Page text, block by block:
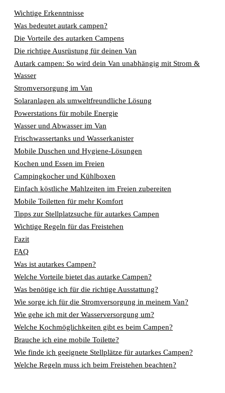
Wichtige Erkenntnisse
Was bedeutet autark campen?
Die Vorteile des autarken Campens
Die richtige Ausrüstung für deinen Van
Autark campen: So wird dein Van unabhängig mit Strom &
Wasser
Stromversorgung im Van
Solaranlagen als umweltfreundliche Lösung
Powerstations für mobile Energie
Wasser und Abwasser im Van
Frischwassertanks und Wasserkanister
Mobile Duschen und Hygiene-Lösungen
Kochen und Essen im Freien
Campingkocher und Kühlboxen
Einfach köstliche Mahlzeiten im Freien zubereiten
Mobile Toiletten für mehr Komfort
Tipps zur Stellplatzsuche für autarkes Campen
Wichtige Regeln für das Freistehen
Fazit
FAQ
Was ist autarkes Campen?
Welche Vorteile bietet das autarke Campen?
Was benötige ich für die richtige Ausstattung?
Wie sorge ich für die Stromversorgung in meinem Van?
Wie gehe ich mit der Wasserversorgung um?
Welche Kochmöglichkeiten gibt es beim Campen?
Brauche ich eine mobile Toilette?
Wie finde ich geeignete Stellplätze für autarkes Campen?
Welche Regeln muss ich beim Freistehen beachten?